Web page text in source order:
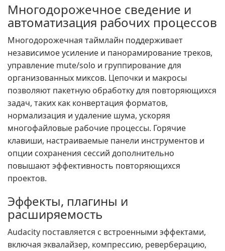
Многодорожечное сведение и
автоматизация рабочих процессов
Многодорожечная таймлайн поддерживает
независимое усиление и панорамирование треков,
управление mute/solo и группирование для
организованных миксов. Цепочки и макросы
позволяют пакетную обработку для повторяющихся
задач, таких как конвертация форматов,
нормализация и удаление шума, ускоряя
многофайловые рабочие процессы. Горячие
клавиши, настраиваемые панели инструментов и
опции сохранения сессий дополнительно
повышают эффективность повторяющихся
проектов.
Эффекты, плагины и
расширяемость
Audacity поставляется с встроенными эффектами,
включая эквалайзер, компрессию, реверберацию,